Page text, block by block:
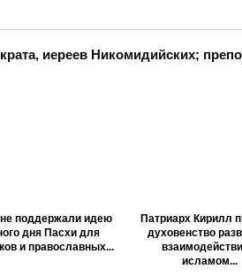
иереев Никомидийских;
поддержали идею
дня Пасхи для
и православных...
Патриарх Кирилл
духовенство
исламом...